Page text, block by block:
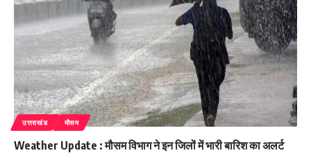
उत्तराखंड मौसम
Weather Update : मौसम विभाग ने इन जिलों में भारी बारिश का अलर्ट